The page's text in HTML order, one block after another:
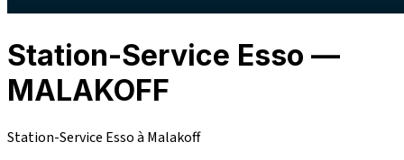
Station-Service Esso —
MALAKOFF
Station-Service Esso à Malakoff